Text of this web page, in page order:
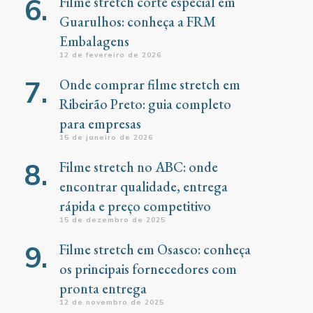
Guarulhos: conheça a FRM
Embalagens
12 de fevereiro de 2026
Onde comprar filme stretch em
Ribeirão Preto: guia completo
para empresas
15 de janeiro de 2026
Filme stretch no ABC: onde
encontrar qualidade, entrega
rápida e preço competitivo
15 de dezembro de 2025
Filme stretch em Osasco: conheça
os principais fornecedores com
pronta entrega
12 de novembro de 2025